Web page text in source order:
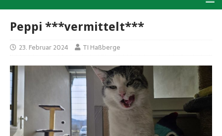
Peppi ***vermittelt***
23. Februar 2024 TI Haßberge